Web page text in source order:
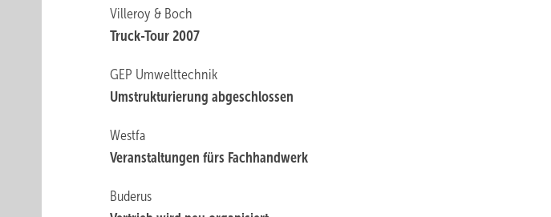
Villeroy & Boch
Truck-Tour 2007
GEP Umwelttechnik
Umstrukturierung ­abgeschlossen
Westfa
Veranstaltungen fürs Fachhandwerk
Buderus